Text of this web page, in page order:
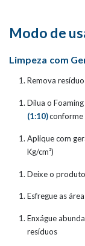
Modo de
Limpeza com
Remova
Dilua o
(1:10)conforme
Aplique com
Kg/cm²)
Deixe o
Esfregue as
Enxágue
resíduos